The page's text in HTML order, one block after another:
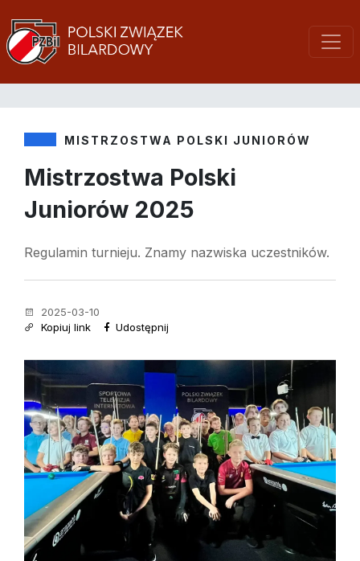
MISTRZOSTWA POLSKI JUNIORÓW
Mistrzostwa Polski
Juniorów 2025
Regulamin turnieju. Znamy nazwiska uczestników.
2025-03-10
Kopiuj link
Udostępnij